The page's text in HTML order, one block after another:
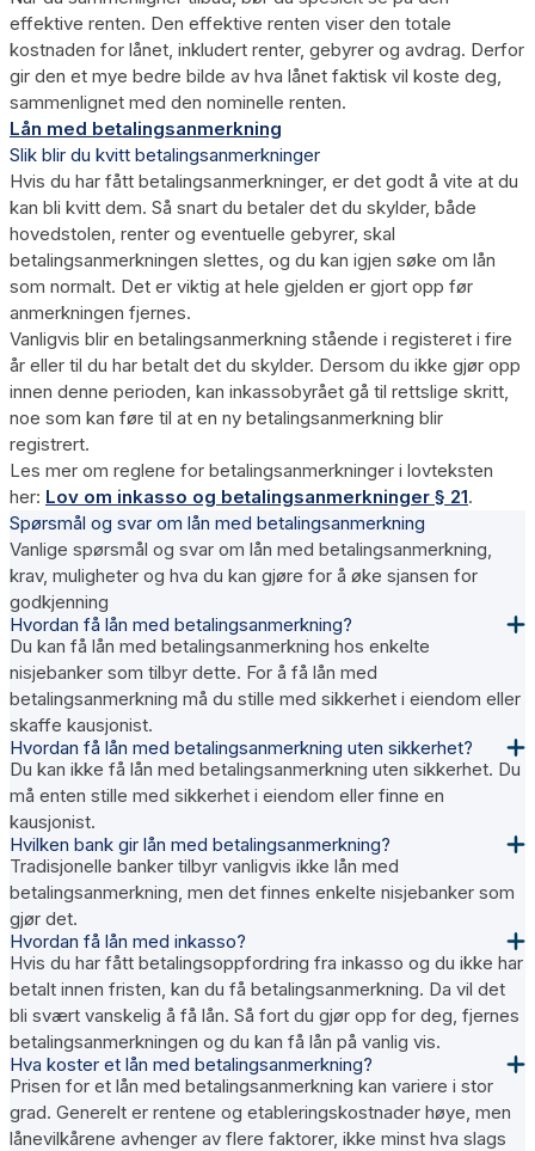
effektive renten. Den effektive renten viser den totale
kostnaden for lånet, inkludert renter, gebyrer og avdrag. Derfor
gir den et mye bedre bilde av hva lånet faktisk vil koste deg,
sammenlignet med den nominelle renten.
Lån med betalingsanmerkning
Slik blir du kvitt betalingsanmerkninger
Hvis du har fått betalingsanmerkninger, er det godt å vite at du
kan bli kvitt dem. Så snart du betaler det du skylder, både
hovedstolen, renter og eventuelle gebyrer, skal
betalingsanmerkningen slettes, og du kan igjen søke om lån
som normalt. Det er viktig at hele gjelden er gjort opp før
anmerkningen fjernes.
Vanligvis blir en betalingsanmerkning stående i registeret i fire
år eller til du har betalt det du skylder. Dersom du ikke gjør opp
innen denne perioden, kan inkassobyrået gå til rettslige skritt,
noe som kan føre til at en ny betalingsanmerkning blir
registrert.
Les mer om reglene for betalingsanmerkninger i lovteksten
her: Lov om inkasso og betalingsanmerkninger § 21.
Spørsmål og svar om lån med betalingsanmerkning
Vanlige spørsmål og svar om lån med betalingsanmerkning,
krav, muligheter og hva du kan gjøre for å øke sjansen for
godkjenning
Hvordan få lån med betalingsanmerkning?
Du kan få lån med betalingsanmerkning hos enkelte
nisjebanker som tilbyr dette. For å få lån med
betalingsanmerkning må du stille med sikkerhet i eiendom eller
skaffe kausjonist.
Hvordan få lån med betalingsanmerkning uten sikkerhet?
Du kan ikke få lån med betalingsanmerkning uten sikkerhet. Du
må enten stille med sikkerhet i eiendom eller finne en
kausjonist.
Hvilken bank gir lån med betalingsanmerkning?
Tradisjonelle banker tilbyr vanligvis ikke lån med
betalingsanmerkning, men det finnes enkelte nisjebanker som
gjør det.
Hvordan få lån med inkasso?
Hvis du har fått betalingsoppfordring fra inkasso og du ikke har
betalt innen fristen, kan du få betalingsanmerkning. Da vil det
bli svært vanskelig å få lån. Så fort du gjør opp for deg, fjernes
betalingsanmerkningen og du kan få lån på vanlig vis.
Hva koster et lån med betalingsanmerkning?
Prisen for et lån med betalingsanmerkning kan variere i stor
grad. Generelt er rentene og etableringskostnader høye, men
lånevilkårene avhenger av flere faktorer, ikke minst hva slags